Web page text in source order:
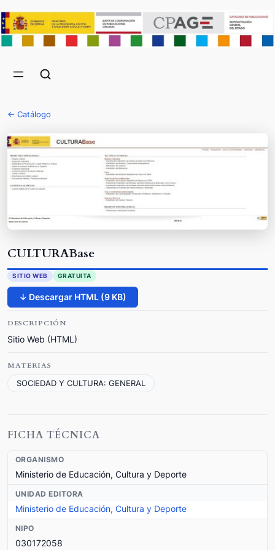
← Catálogo
CULTURABase
SITIO WEB GRATUITA
↓ Descargar HTML (9 KB)
DESCRIPCIÓN
Sitio Web (HTML)
MATERIAS
SOCIEDAD Y CULTURA: GENERAL
FICHA TÉCNICA
ORGANISMO
Ministerio de Educación, Cultura y Deporte
UNIDAD EDITORA
Ministerio de Educación, Cultura y Deporte
NIPO
030172058